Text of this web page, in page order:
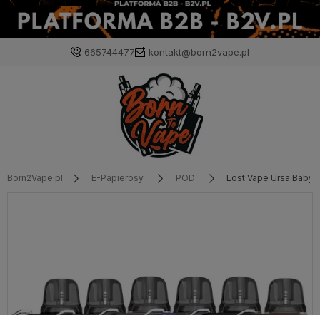
665744477 kontakt@born2vape.pl
Born2Vape.pl E-Papierosy POD Lost Vape Ursa Baby